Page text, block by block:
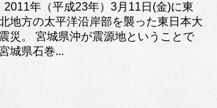
2011年（平成23年）3月11日(金)に東
地方の太平洋沿岸部を襲った東日本大
震災。 宮城県沖が震源地ということで
城県石巻...